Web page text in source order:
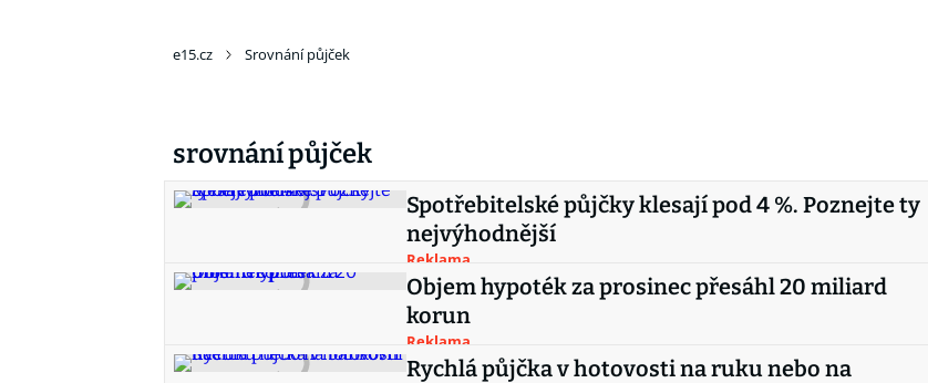
e15.cz Srovnání půjček
srovnání půjček
Spotřebitelské půjčky klesají pod 4 %. Poznejte ty
nejvýhodnější
Reklama
Objem hypoték za prosinec přesáhl 20 miliard
korun
Reklama
Rychlá půjčka v hotovosti na ruku nebo na